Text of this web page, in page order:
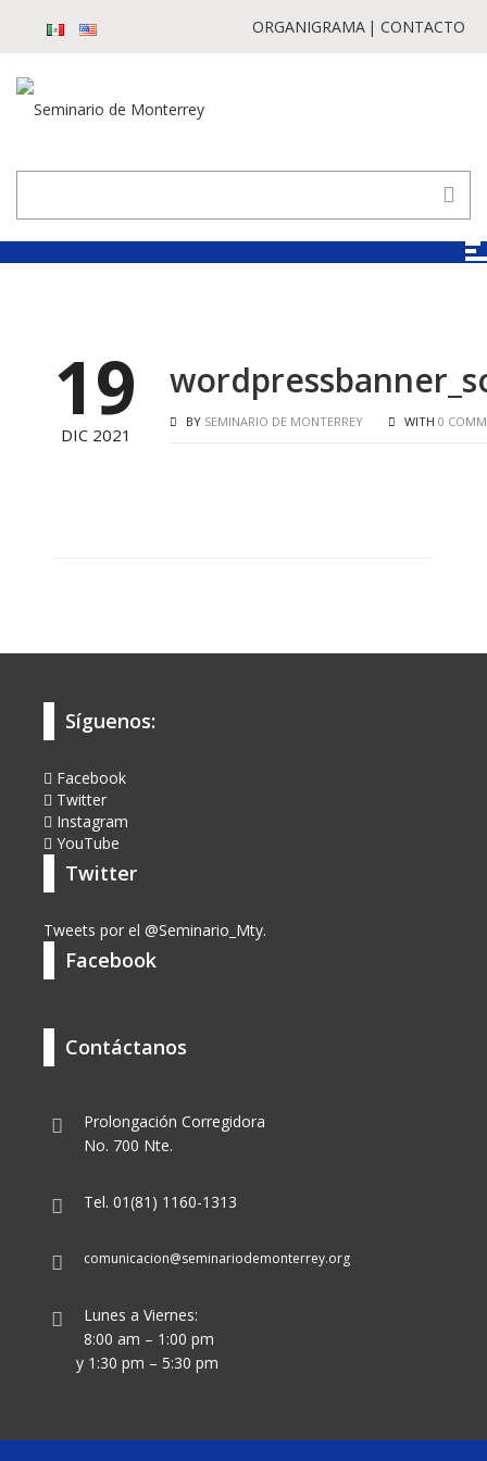
ORGANIGRAMA CONTACTO
19
DIC 2021
BY SEMINARIO DE MONTERREY WITH 0
Síguenos:
Facebook
Twitter
Instagram
YouTube
Twitter
Tweets por el @Seminario_Mty.
Facebook
Contáctanos
Prolongación Corregidora
No. 700 Nte.
Tel. 01(81) 1160-1313
comunicacion@seminariodemonterrey.org
Lunes a Viernes:
8:00 am – 1:00 pm
y 1:30 pm – 5:30 pm